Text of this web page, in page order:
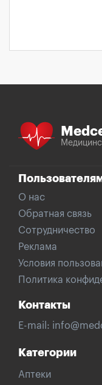
О нас
Обратная связь
Сотрудничество
Реклама
Условия
Политика
Контакты
E-mail:
Категории
Аптеки